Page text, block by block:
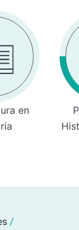
en
/